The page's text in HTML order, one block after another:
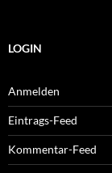
LOGIN
Anmelden
Eintrags-Feed
Kommentar-Feed